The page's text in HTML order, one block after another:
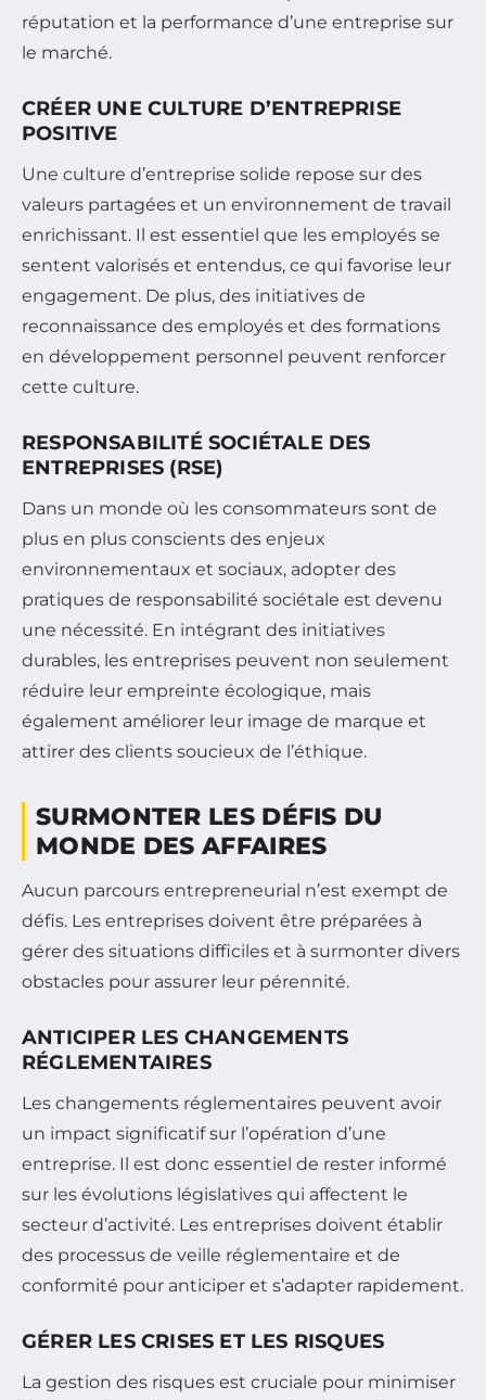
réputation et la performance d’une entreprise sur
le marché.
CRÉER UNE CULTURE D’ENTREPRISE
POSITIVE
Une culture d’entreprise solide repose sur des
valeurs partagées et un environnement de travail
enrichissant. Il est essentiel que les employés se
sentent valorisés et entendus, ce qui favorise leur
engagement. De plus, des initiatives de
reconnaissance des employés et des formations
en développement personnel peuvent renforcer
cette culture.
RESPONSABILITÉ SOCIÉTALE DES
ENTREPRISES (RSE)
Dans un monde où les consommateurs sont de
plus en plus conscients des enjeux
environnementaux et sociaux, adopter des
pratiques de responsabilité sociétale est devenu
une nécessité. En intégrant des initiatives
durables, les entreprises peuvent non seulement
réduire leur empreinte écologique, mais
également améliorer leur image de marque et
attirer des clients soucieux de l’éthique.
SURMONTER LES DÉFIS DU
MONDE DES AFFAIRES
Aucun parcours entrepreneurial n’est exempt de
défis. Les entreprises doivent être préparées à
gérer des situations difficiles et à surmonter divers
obstacles pour assurer leur pérennité.
ANTICIPER LES CHANGEMENTS
RÉGLEMENTAIRES
Les changements réglementaires peuvent avoir
un impact significatif sur l’opération d’une
entreprise. Il est donc essentiel de rester informé
sur les évolutions législatives qui affectent le
secteur d’activité. Les entreprises doivent établir
des processus de veille réglementaire et de
conformité pour anticiper et s’adapter rapidement.
GÉRER LES CRISES ET LES RISQUES
La gestion des risques est cruciale pour minimiser